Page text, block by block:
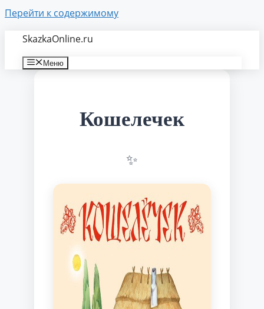
Перейти к содержимому
SkazkaOnline.ru
Меню
Кошелечек